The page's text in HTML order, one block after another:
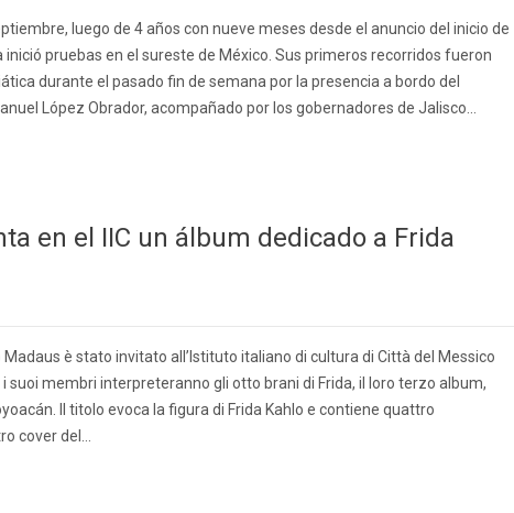
luego de 4 años con nueve meses desde el anuncio del inicio de
inició pruebas en el sureste de México. Sus primeros recorridos fueron
durante el pasado fin de semana por la presencia a bordo del
López Obrador, acompañado por los gobernadores de Jalisco...
en el IIC un álbum dedicado a Frida
è stato invitato all’Istituto italiano di cultura di Città del Messico
suoi membri interpreteranno gli otto brani di Frida, il loro terzo album,
Il titolo evoca la figura di Frida Kahlo e contiene quattro
cover del…